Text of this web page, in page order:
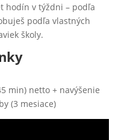
hodín v týždni – podľa
podľa vlastných
školy.
min) netto + navýšenie
(3 mesiace)